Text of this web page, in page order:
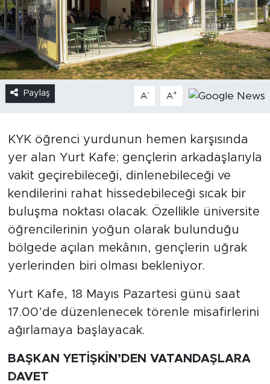
Paylaş A- A+
KYK öğrenci yurdunun hemen karşısında
yer alan Yurt Kafe; gençlerin arkadaşlarıyla
vakit geçirebileceği, dinlenebileceği ve
kendilerini rahat hissedebileceği sıcak bir
buluşma noktası olacak. Özellikle üniversite
öğrencilerinin yoğun olarak bulunduğu
bölgede açılan mekânın, gençlerin uğrak
yerlerinden biri olması bekleniyor.
Yurt Kafe, 18 Mayıs Pazartesi günü saat
17.00’de düzenlenecek törenle misafirlerini
ağırlamaya başlayacak.
BAŞKAN YETİŞKİN’DEN VATANDAŞLARA
DAVET